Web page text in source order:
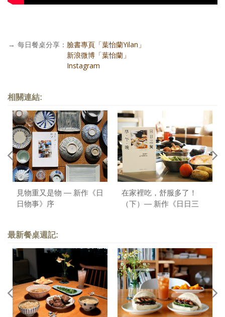
→ 每日餐桌分享： 臉書專頁「葉怡蘭Yilan」
新浪微博「葉怡蘭」
Instagram
相關連結:
見物重又是物 — 新作《日
日物事》序
在家裡吃，舒服多了！
（下）— 新作《日日三
最新餐桌週記: